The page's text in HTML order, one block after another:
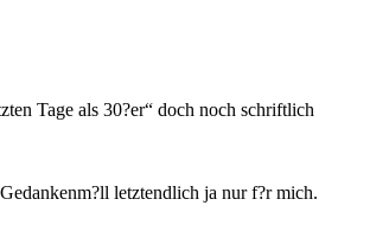
Tage als 30?er“ doch noch schriftlich
letztendlich ja nur f?r mich.